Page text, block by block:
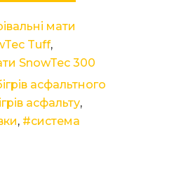
мати
Tuff,
SnowTec 300
асфальтного
асфальту,
, #система